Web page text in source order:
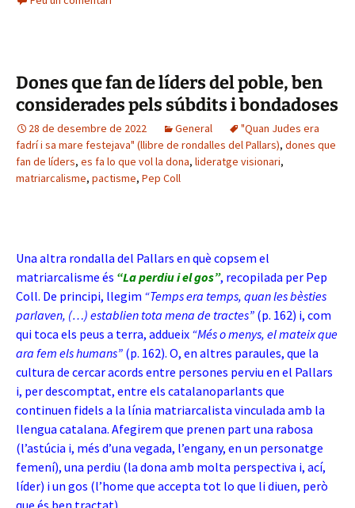
Dones que fan de líders del poble, ben
considerades pels súbdits i bondadoses
28 de desembre de 2022 General
"Quan Judes era
fadrí i sa mare festejava" (llibre de rondalles del Pallars), dones que
fan de líders, es fa lo que vol la dona, lideratge visionari,
matriarcalisme, pactisme, Pep Coll
Una altra rondalla del Pallars en què copsem el
matriarcalisme és “La perdiu i el gos”, recopilada per Pep
Coll. De principi, llegim “Temps era temps, quan les bèsties
parlaven, (…) establien tota mena de tractes” (p. 162) i, com
qui toca els peus a terra, addueix “Més o menys, el mateix que
ara fem els humans” (p. 162). O, en altres paraules, que la
cultura de cercar acords entre persones perviu en el Pallars
i, per descomptat, entre els catalanoparlants que
continuen fidels a la línia matriarcalista vinculada amb la
llengua catalana. Afegirem que prenen part una rabosa
(l’astúcia i, més d’una vegada, l’engany, en un personatge
femení), una perdiu (la dona amb molta perspectiva i, ací,
líder) i un gos (l’home que accepta tot lo que li diuen, però
que és ben tractat).